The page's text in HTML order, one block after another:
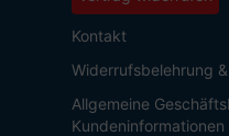
Kontakt
Widerrufsbelehrung
Allgemeine
Kundeninformationen